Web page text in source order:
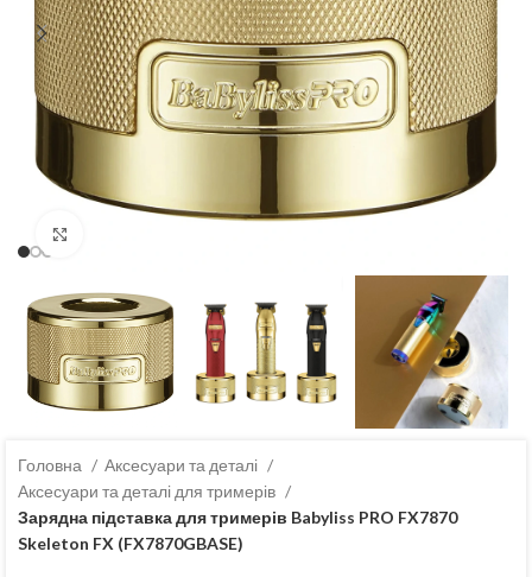
Головна
Аксесуари та деталі
Аксесуари та деталі для тримерів
Зарядна підставка для тримерів Babyliss PRO FX7870
Skeleton FX (FX7870GBASE)